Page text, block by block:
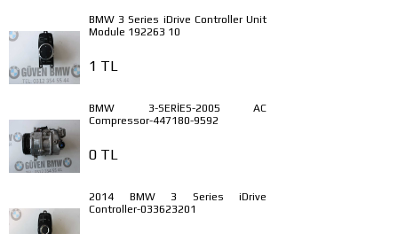
BMW 3 Series iDrive Controller Unit
Module 192263 10
1 TL
BMW 3-SERİES-2005 AC
Compressor-447180-9592
0 TL
2014 BMW 3 Series iDrive
Controller-033623201